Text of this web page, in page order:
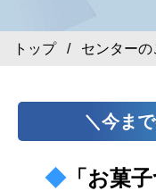
トップ/ センターの
＼今ま
◆「お菓子